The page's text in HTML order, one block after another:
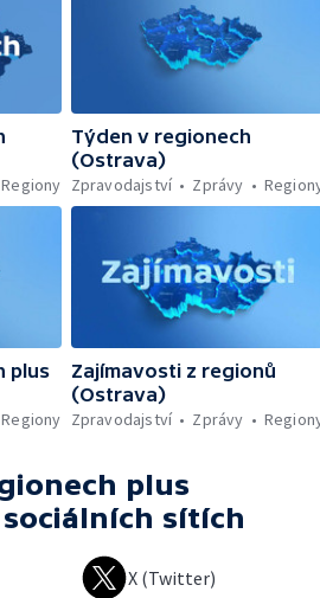
Regiony
Týden v regionech
(Ostrava)
Zpravodajství
Zprávy
plus
Regiony
Zajímavosti z regionů
(Ostrava)
Zpravodajství
Zprávy
plus
sociálních sítích
X (Twitter)